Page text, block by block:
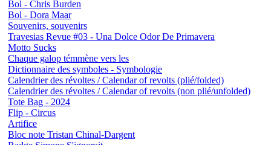
Bol - Chris Burden
Bol - Dora Maar
Souvenirs, souvenirs
Travesias Revue #03 - Una Dolce Odor De Primavera
Motto Sucks
Chaque galop témmène vers les
Dictionnaire des symboles - Symbologie
Calendrier des révoltes / Calendar of revolts (plié/folded)
Calendrier des révoltes / Calendar of revolts (non plié/unfolded)
Tote Bag - 2024
Flip - Circus
Artifice
Bloc note Tristan Chinal-Dargent